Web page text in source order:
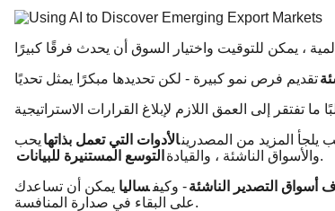
يلجأ المزيد من المصدرينالأدوات التي تعمل بذاتها يحب
والأسواق الناشئة ، والقيادة التوسع المستنيرة للبيانات
.
أسواق التصدير الناشئة- وكيف ساليا يمكن أن تساعدك
على البقاء في صدارة المنافسة.